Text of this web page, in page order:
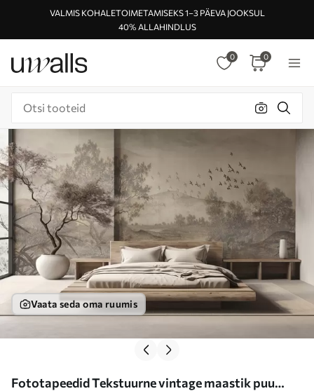
VALMIS KOHALETOIMETAMISEKS 1–3 PÄEVA JOOKSUL
40% ALLAHINDLUS
0 0
Vaata seda oma ruumis
Fototapeedid Tekstuurne vintage maastik puu